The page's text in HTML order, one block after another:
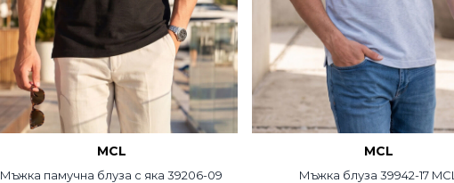
MCL
Мъжка памучна блуза с яка 39206-09
MCL
Мъжка блуза 39942-17 MCL